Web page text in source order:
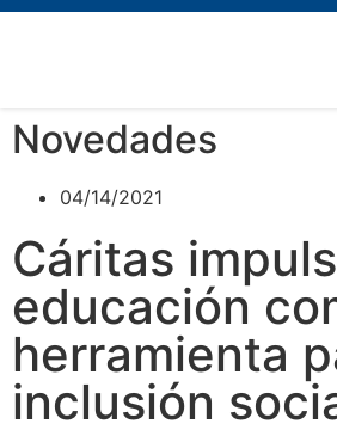
Novedades
04/14/2021
Cáritas
educación
herramienta
inclusión